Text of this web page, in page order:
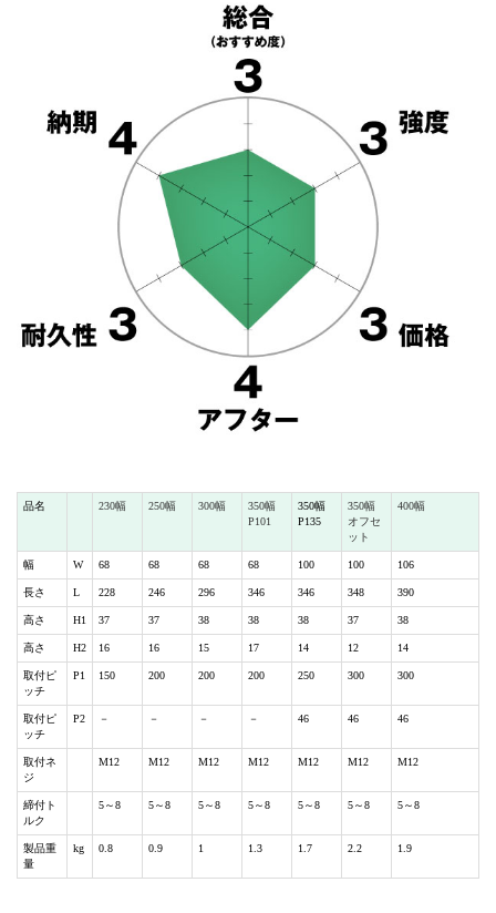
品名 230幅 250幅 300幅
350幅
P101
350幅
P135
350幅
オフセ
ット
400幅
幅 W 68 68 68 68 100 100 106
長さ L 228 246 296 346 346 348 390
高さ H1 37 37 38 38 38 37 38
高さ H2 16 16 15 17 14 12 14
取付ピ
ッチ
P1 150 200 200 200 250 300 300
取付ピ
ッチ
P2 － － － － 46 46 46
取付ネ
ジ
M12 M12 M12 M12 M12 M12 M12
締付ト
ルク
5～8 5～8 5～8 5～8 5～8 5～8 5～8
製品重
量
kg 0.8 0.9 1 1.3 1.7 2.2 1.9